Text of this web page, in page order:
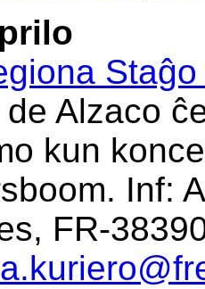
Alzaco
kun
Inf:
FR-